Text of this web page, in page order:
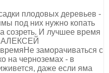
плодовых деревьев -
под них нужно копать
созреть. И лучшее время
заморачиваться с
на черноземах - в
даже если яма